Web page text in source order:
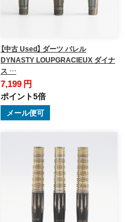
【中古 Used】 ダーツ バレル
DYNASTY LOUPGRACIEUX ダイナ
ス …
7,199 円
ポイント5倍
メール便可